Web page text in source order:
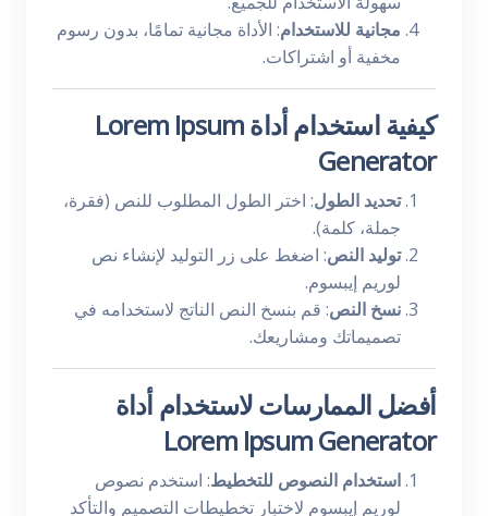
مجانية للاستخدام: الأداة مجانية تمامًا، بدون رسوم
مخفية أو اشتراكات.
كيفية استخدام أداة Lorem Ipsum
Generator
تحديد الطول: اختر الطول المطلوب للنص (فقرة،
جملة، كلمة).
توليد النص: اضغط على زر التوليد لإنشاء نص
لوريم إيبسوم.
نسخ النص: قم بنسخ النص الناتج لاستخدامه في
تصميماتك ومشاريعك.
أفضل الممارسات لاستخدام أداة
Lorem Ipsum Generator
استخدام النصوص للتخطيط: استخدم نصوص
لوريم إيبسوم لاختبار تخطيطات التصميم والتأكد